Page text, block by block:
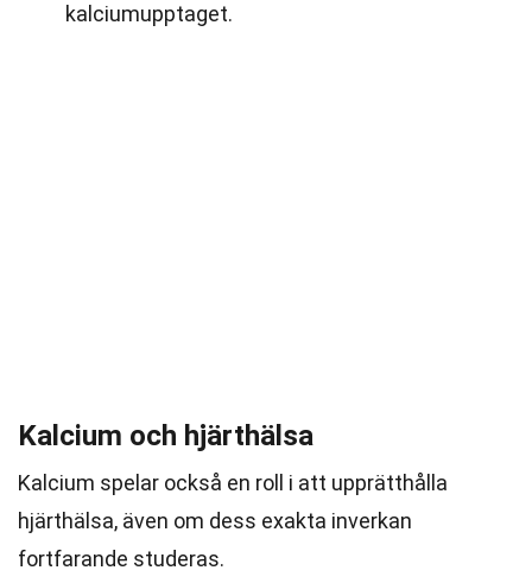
kalciumupptaget.
Kalcium och hjärthälsa
Kalcium spelar också en roll i att upprätthålla
hjärthälsa, även om dess exakta inverkan
fortfarande studeras.